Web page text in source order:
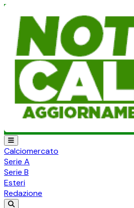
Calciomercato
Serie A
Serie B
Esteri
Redazione